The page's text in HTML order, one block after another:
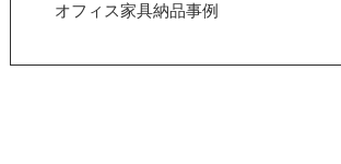
オフィス家具納品事例